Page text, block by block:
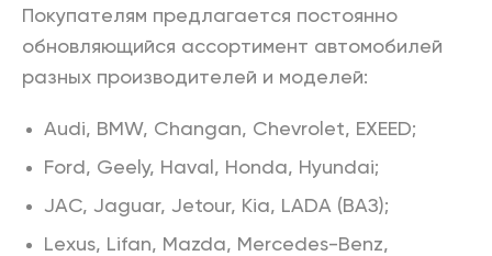
Покупателям предлагается постоянно
обновляющийся ассортимент автомобилей
разных производителей и моделей:
Audi, BMW, Changan, Chevrolet, EXEED;
Ford, Geely, Haval, Honda, Hyundai;
JAC, Jaguar, Jetour, Kia, LADA (ВАЗ);
Lexus, Lifan, Mazda, Mercedes-Benz,